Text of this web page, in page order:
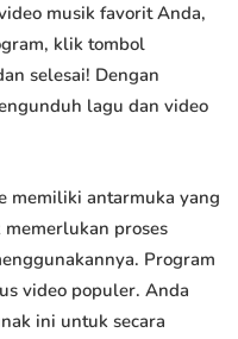
musik favorit Anda,
klik tombol
selesai! Dengan
lagu dan video
memiliki antarmuka yang
proses
Program
video populer. Anda
ini untuk secara